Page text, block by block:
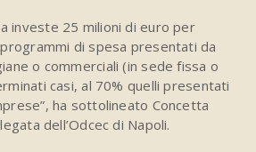
investe 25 milioni di euro per
di spesa presentati da
o commerciali (in sede fissa o
casi, al 70% quelli presentati
ha sottolineato Concetta
dell’Odcec di Napoli.